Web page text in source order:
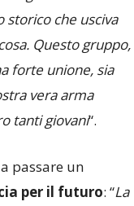
storico che usciva
Questo gruppo,
forte unione, sia
vera arma
tanti giovani“.
passare un
per il futuro: “La